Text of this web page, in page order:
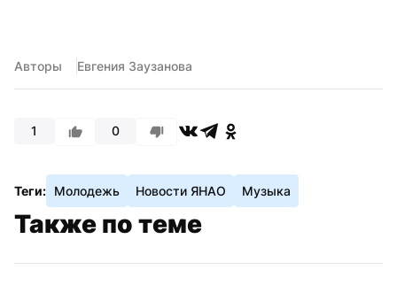
Авторы Евгения Заузанова
1 0
Теги: Молодежь Новости ЯНАО Музыка
Также по теме